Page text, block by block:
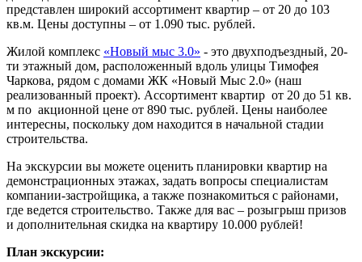
представлен широкий ассортимент квартир – от 20 до 103
кв.м. Цены доступны – от 1.090 тыс. рублей.
Жилой комплекс «Новый мыс 3.0» - это двухподъездный, 20-
ти этажный дом, расположенный вдоль улицы Тимофея
Чаркова, рядом с домами ЖК «Новый Мыс 2.0» (наш
реализованный проект). Ассортимент квартир от 20 до 51 кв.
м по акционной цене от 890 тыс. рублей. Цены наиболее
интересны, поскольку дом находится в начальной стадии
строительства.
На экскурсии вы можете оценить планировки квартир на
демонстрационных этажах, задать вопросы специалистам
компании-застройщика, а также познакомиться с районами,
где ведется строительство. Также для вас – розыгрыш призов
и дополнительная скидка на квартиру 10.000 рублей!
План экскурсии: